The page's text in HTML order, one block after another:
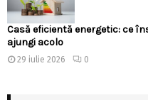
Casă eficientă energetic: ce
ajungi acolo
29 iulie 2026 0